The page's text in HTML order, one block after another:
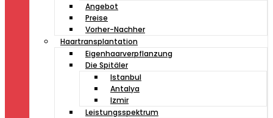
Angebot
Preise
Vorher-Nachher
Haartransplantation
Eigenhaarverpflanzung
Die Spitäler
Istanbul
Antalya
Izmir
Leistungsspektrum